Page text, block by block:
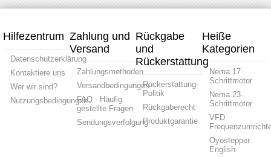
Hilfezentrum
Datenschutzerklärung
Kontaktiere uns
Wer wir sind?
Nutzungsbedingungen
Zahlung und
Versand
Zahlungsmethoden
Versandbedingungen
FAQ - Häufig
gestellte Fragen
Sendungsverfolgung
Rückgabe
und
Rückerstattung
Rückerstattung-
Politik
Rückgaberecht
Produktgarantie
Heiße
Kategorien
Nema 17
Schrittmotor
Nema 23
Schrittmotor
VFD
Oyostepper
English